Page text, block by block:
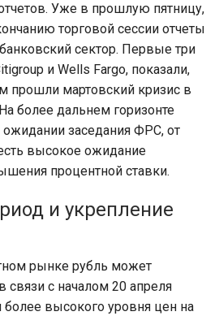
Уже в прошлую пятницу,
торговой сессии отчеты
сектор. Первые три
и Wells Fargo, показали,
прошли мартовский кризис в
более дальнем горизонте
заседания ФРС, от
высокое ожидание
процентной ставки.
и укрепление
рынке рубль может
связи с началом 20 апреля
более высокого уровня цен на